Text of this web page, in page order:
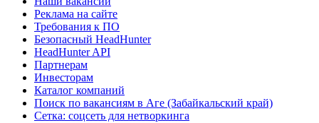
Реклама на сайте
Требования к ПО
Безопасный HeadHunter
HeadHunter API
Партнерам
Инвесторам
Каталог компаний
Поиск по вакансиям в Аге (Забайкальский край)
Сетка: соцсеть для нетворкинга